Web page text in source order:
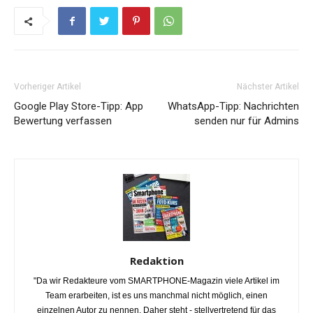
Vorheriger Artikel
Google Play Store-Tipp: App
Bewertung verfassen
Nächster Artikel
WhatsApp-Tipp: Nachrichten
senden nur für Admins
Redaktion
"Da wir Redakteure vom SMARTPHONE-Magazin viele Artikel im
Team erarbeiten, ist es uns manchmal nicht möglich, einen
einzelnen Autor zu nennen. Daher steht - stellvertretend für das